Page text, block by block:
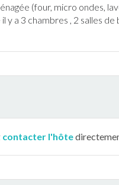
(four, micro ondes,
y a 3 chambres , 2 salles
contacter l'hôte